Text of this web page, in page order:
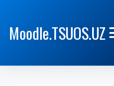
Moodle.TSUOS.UZ